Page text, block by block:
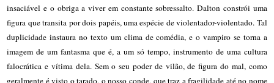
insaciável e o obriga a viver em constante sobressalto. Dalton constrói uma
figura que transita por dois papéis, uma espécie de violentador-violentado. Tal
duplicidade instaura no texto um clima de comédia, e o vampiro se torna a
imagem de um fantasma que é, a um só tempo, instrumento de uma cultura
falocrática e vítima dela. Sem o seu poder de vilão, de figura do mal, como
geralmente é visto o tarado, o nosso conde, que traz a fragilidade até no nome